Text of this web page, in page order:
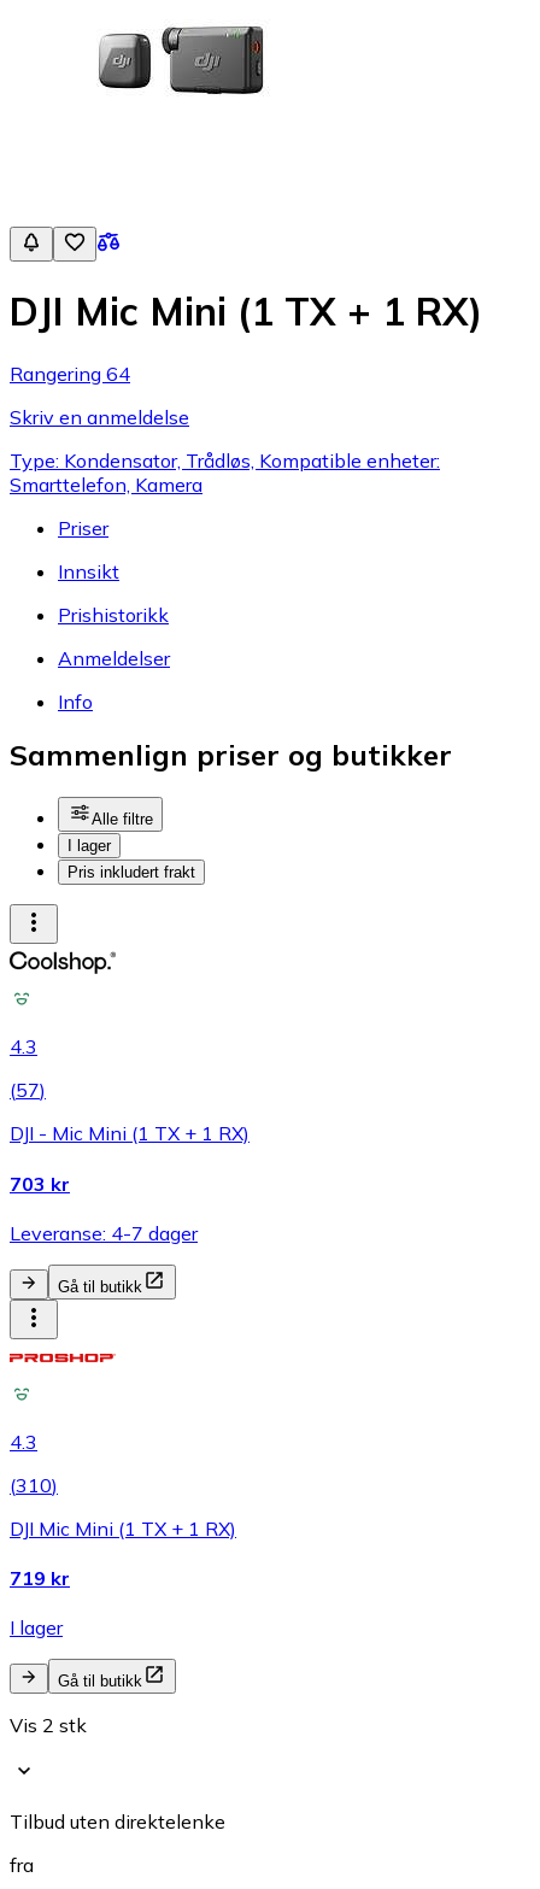
DJI Mic Mini (1 TX + 1 RX)
Rangering 64
Skriv en anmeldelse
Type: Kondensator, Trådløs, Kompatible enheter:
Smarttelefon, Kamera
Priser
Innsikt
Prishistorikk
Anmeldelser
Info
Sammenlign priser og butikker
Alle filtre
I lager
Pris inkludert frakt
4.3
(57)
DJI - Mic Mini (1 TX + 1 RX)
703 kr
Leveranse: 4-7 dager
Gå til butikk
4.3
(310)
DJI Mic Mini (1 TX + 1 RX)
719 kr
I lager
Gå til butikk
Vis 2 stk
Tilbud uten direktelenke
fra